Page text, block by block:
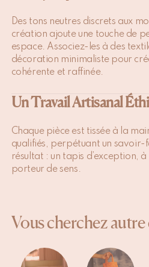
Des tons neutres discrets aux
création ajoute une touche de
espace. Associez-les à des
décoration minimaliste pour
cohérente et raffinée.
Un Travail Artisanal
Chaque pièce est tissée à la
qualifiés, perpétuant un
résultat : un tapis d’exception,
porteur de sens.
Vous cherchez autre